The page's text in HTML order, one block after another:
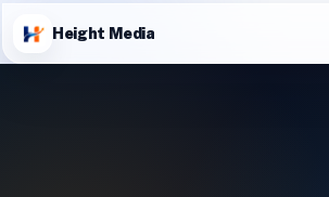
Height Media